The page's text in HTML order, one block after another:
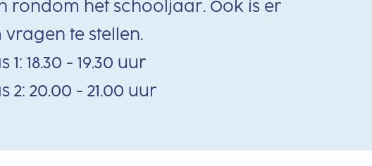
rondom het schooljaar. Ook is er
te stellen.
18.30 - 19.30 uur
20.00 - 21.00 uur